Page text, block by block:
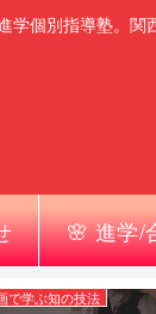
個別指導塾。関
🌸 進学/
で学ぶ知の技法